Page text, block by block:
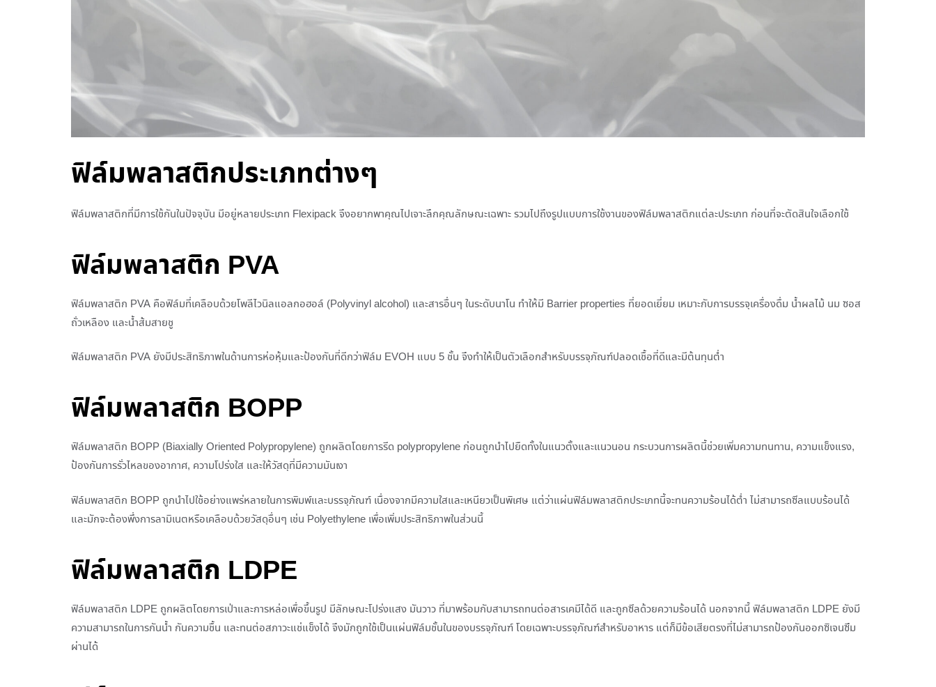
ฟิล์มพลาสติกประเภทต่างๆ
ฟิล์มพลาสติกที่มีการใช้กันในปัจจุบัน มีอยู่หลายประเภท Flexipack จึงอยากพาคุณไปเจาะลึกคุณลักษณะเฉพาะ รวมไปถึงรูปแบบการใช้งานของฟิล์มพลาสติกแต่ละประเภท ก่อนที่จะตัดสินใจเลือกใช้
ฟิล์มพลาสติก PVA
ฟิล์มพลาสติก PVA คือฟิล์มที่เคลือบด้วยโพลีไวนิลแอลกอฮอล์ (Polyvinyl alcohol) และสารอื่นๆ ในระดับนาโน ทำให้มี Barrier properties ที่ยอดเยี่ยม เหมาะกับการบรรจุเครื่องดื่ม น้ำผลไม้ นม ซอส
ถั่วเหลือง และน้ำส้มสายชู
ฟิล์มพลาสติก PVA ยังมีประสิทธิภาพในด้านการห่อหุ้มและป้องกันที่ดีกว่าฟิล์ม EVOH แบบ 5 ชั้น จึงทำให้เป็นตัวเลือกสำหรับบรรจุภัณฑ์ปลอดเชื้อที่ดีและมีต้นทุนต่ำ
ฟิล์มพลาสติก BOPP
ฟิล์มพลาสติก BOPP (Biaxially Oriented Polypropylene) ถูกผลิตโดยการรีด polypropylene ก่อนถูกนำไปยืดทั้งในแนวตั้งและแนวนอน กระบวนการผลิตนี้ช่วยเพิ่มความทนทาน, ความแข็งแรง,
ป้องกันการรั่วไหลของอากาศ, ความโปร่งใส และให้วัสดุที่มีความมันเงา
ฟิล์มพลาสติก BOPP ถูกนำไปใช้อย่างแพร่หลายในการพิมพ์และบรรจุภัณฑ์ เนื่องจากมีความใสและเหนียวเป็นพิเศษ แต่ว่าแผ่นฟิล์มพลาสติกประเภทนี้จะทนความร้อนได้ต่ำ ไม่สามารถซีลแบบร้อนได้
และมักจะต้องพึ่งการลามิเนตหรือเคลือบด้วยวัสดุอื่นๆ เช่น Polyethylene เพื่อเพิ่มประสิทธิภาพในส่วนนี้
ฟิล์มพลาสติก LDPE
ฟิล์มพลาสติก LDPE ถูกผลิตโดยการเป่าและการหล่อเพื่อขึ้นรูป มีลักษณะโปร่งแสง มันวาว ที่มาพร้อมกับสามารถทนต่อสารเคมีได้ดี และถูกซีลด้วยความร้อนได้ นอกจากนี้ ฟิล์มพลาสติก LDPE ยังมี
ความสามารถในการกันน้ำ กันความชื้น และทนต่อสภาวะแช่แข็งได้ จึงมักถูกใช้เป็นแผ่นฟิล์มชั้นในของบรรจุภัณฑ์ โดยเฉพาะบรรจุภัณฑ์สำหรับอาหาร แต่ก็มีข้อเสียตรงที่ไม่สามารถป้องกันออกซิเจนซึม
ผ่านได้